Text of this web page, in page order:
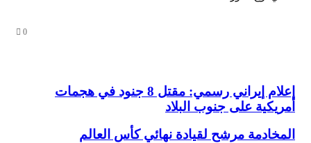
0
إعلام إيراني رسمي: مقتل 8 جنود في هجمات أمريكية على
جنوب البلاد
إعلام إيراني رسمي: مقتل 8 جنود في هجمات
أمريكية على جنوب البلاد
المخادمة مرشح لقيادة نهائي كأس العالم
المخادمة مرشح لقيادة نهائي كأس العالم